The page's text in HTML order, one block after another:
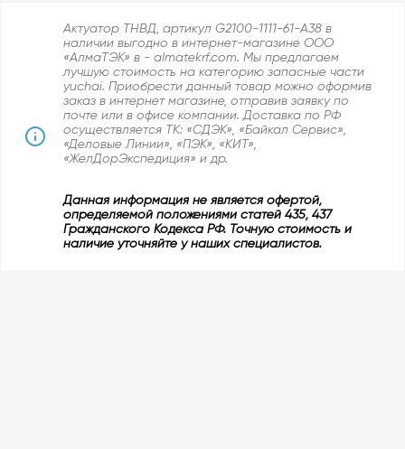
Актуатор ТНВД, артикул G2100-1111-61-A38 в
наличии выгодно в интернет-магазине ООО
«АлмаТЭК» в - almatekrf.com. Мы предлагаем
лучшую стоимость на категорию запасные части
yuchai. Приобрести данный товар можно оформив
заказ в интернет магазине, отправив заявку по
почте или в офисе компании. Доставка по РФ
осуществляется ТК: «СДЭК», «Байкал Сервис»,
«Деловые Линии», «ПЭК», «КИТ»,
«ЖелДорЭкспедиция» и др.